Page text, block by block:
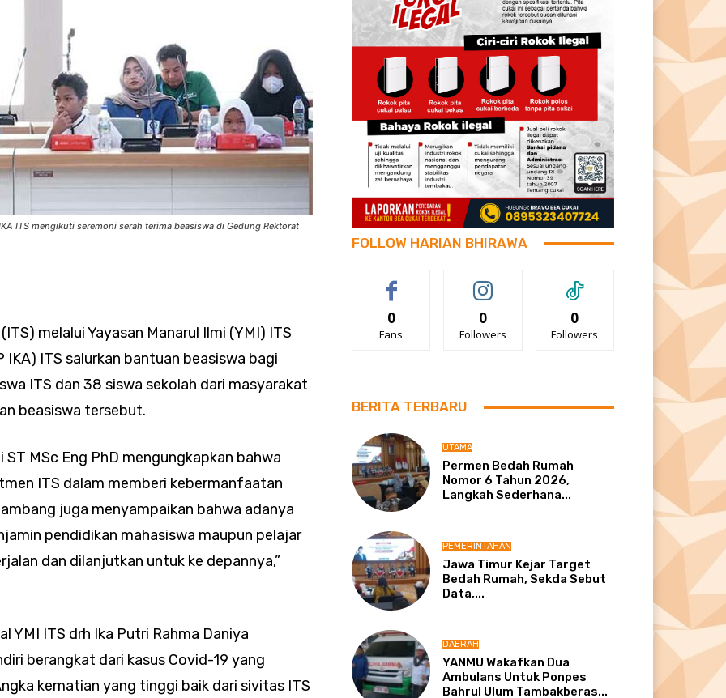
ITS mengikuti seremoni serah terima beasiswa di Gedung Rektorat
melalui Yayasan Manarul Ilmi (YMI) ITS
ITS salurkan bantuan beasiswa bagi
ITS dan 38 siswa sekolah dari masyarakat
beasiswa tersebut.
MSc Eng PhD mengungkapkan bahwa
ITS dalam memberi kebermanfaatan
juga menyampaikan bahwa adanya
pendidikan mahasiswa maupun pelajar
dan dilanjutkan untuk ke depannya,”
YMI ITS drh Ika Putri Rahma Daniya
berangkat dari kasus Covid-19 yang
kematian yang tinggi baik dari sivitas ITS
FOLLOW HARIAN BHIRAWA
0
Fans
0
Followers
0
Followers
BERITA TERBARU
UTAMA
Permen Bedah Rumah
Nomor 6 Tahun 2026,
Langkah Sederhana...
PEMERINTAHAN
Jawa Timur Kejar Target
Bedah Rumah, Sekda Sebut
Data,...
DAERAH
YANMU Wakafkan Dua
Ambulans Untuk Ponpes
Bahrul Ulum Tambakberas...